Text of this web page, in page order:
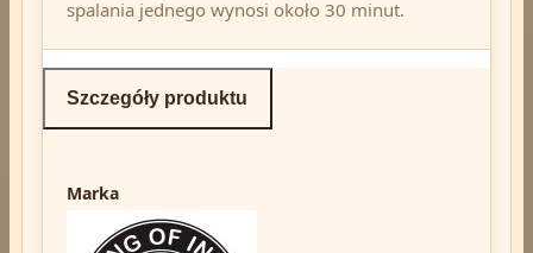
spalania jednego wynosi około 30 minut.
Szczegóły produktu
Marka